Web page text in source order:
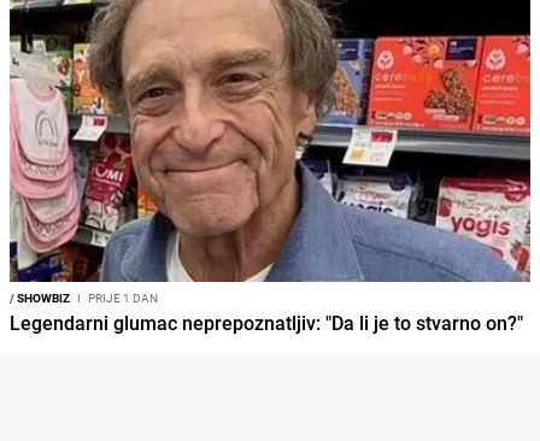
/SHOWBIZ I PRIJE 1 DAN
Legendarni glumac neprepoznatljiv: "Da li je to stvarno on?"